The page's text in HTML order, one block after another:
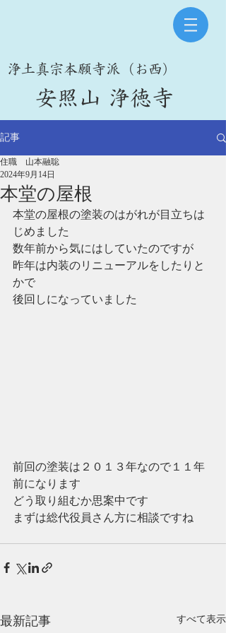
​浄土真宗本願寺派（お西）
​安照山 浄徳寺
記事
本堂の屋根
住職 山本融聡
2024年9月14日
本堂の屋根の塗装のはがれが目立ちは
じめました
数年前から気にはしていたのですが
昨年は内装のリニューアルをしたりと
かで
後回しになっていました
前回の塗装は２０１３年なので１１年
前になります
どう取り組むか思案中です
まずは総代役員さん方に相談ですね
最新記事 すべて表示